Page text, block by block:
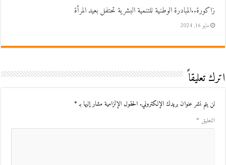
زاكورة..المبادرة الوطنية للتنمية البشرية تحتفل بعيد المرأة
مايو 16, 2024
اترك تعليقاً
لن يتم نشر عنوان بريدك الإلكتروني. الحقول الإلزامية مشار إليها بـ*
التعليق *